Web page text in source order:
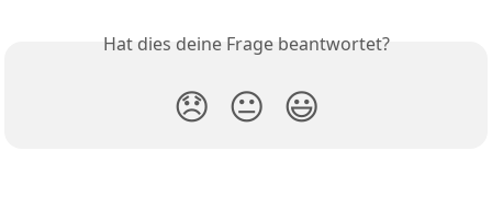
Hat dies deine Frage beantwortet?
😞 😐 😃